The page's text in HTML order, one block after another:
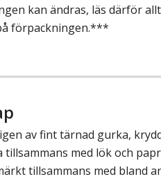
kan ändras, läs därför
förpackningen.***
av fint tärnad gurka,
med lök och
tillsammans med bland